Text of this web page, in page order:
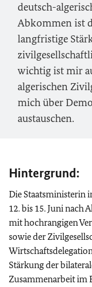
deutsch-
Abkommen ist
langfristige
wichtig ist mir
algerischen
mich über
austauschen.
Hintergrund:
Die Staatsministerin
12. bis 15. Juni nach
mit hochrangigen
sowie der
Stärkung der
Zusammenarbeit im